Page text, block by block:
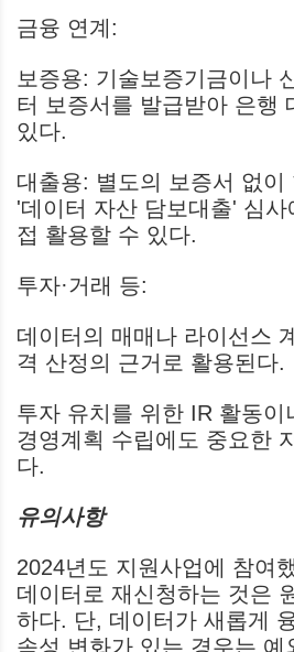
금융 연계:
보증용: 기술보증기금이나
터 보증서를 발급받아 은행
있다.
대출용: 별도의 보증서 없이
'데이터 자산 담보대출' 심
접 활용할 수 있다.
투자·거래 등:
데이터의 매매나 라이선스
격 산정의 근거로 활용된다.
투자 유치를 위한 IR 활동이
경영계획 수립에도 중요한
다.
유의사항
2024년도 지원사업에 참여
데이터로 재신청하는 것은
하다. 단, 데이터가 새롭게
속성 변화가 있는 경우는 예